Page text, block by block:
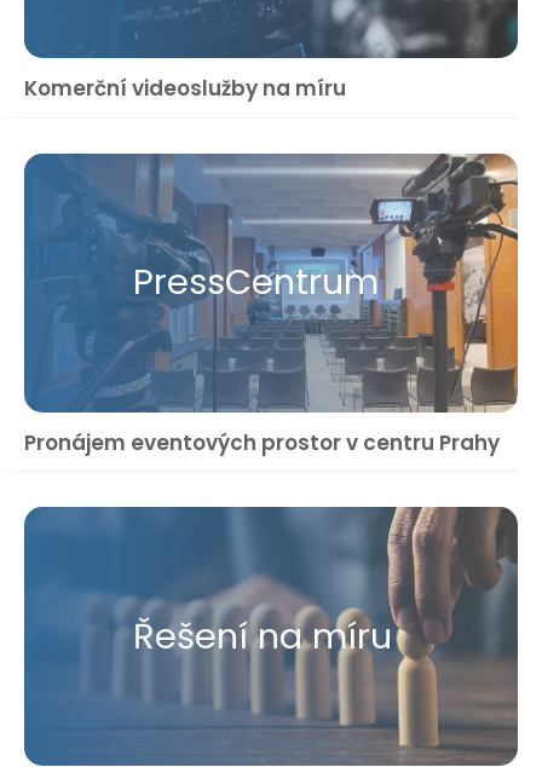
Komerční videoslužby na míru
Press​Centrum
Pronájem eventových prostor v centru Prahy
Řešení na míru